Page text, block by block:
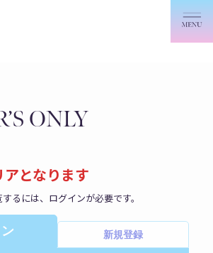
ONLY
となります
るには、ログインが必要です。
新規登録